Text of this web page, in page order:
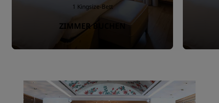
1 Kingsize-Bett
ZIMMER BUCHEN